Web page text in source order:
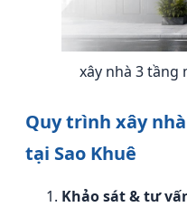
xây nhà 3
Quy trình xây
tại Sao Khuê
Khảo sát & tư